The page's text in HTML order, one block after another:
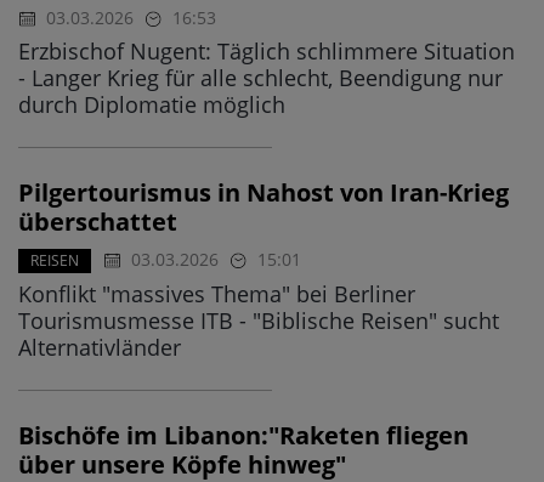
03.03.2026 16:53
Erzbischof Nugent: Täglich schlimmere Situation
- Langer Krieg für alle schlecht, Beendigung nur
durch Diplomatie möglich
Pilgertourismus in Nahost von Iran-Krieg
überschattet
REISEN 03.03.2026 15:01
Konflikt "massives Thema" bei Berliner
Tourismusmesse ITB - "Biblische Reisen" sucht
Alternativländer
Bischöfe im Libanon:"Raketen fliegen
über unsere Köpfe hinweg"